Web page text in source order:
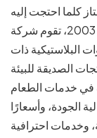
منذ عام 2003، تقوم شركة Wuxi Topteam بتصنيع وتصدير لوازم
البلاستيكية ذات
الجودة، وأسعارًا